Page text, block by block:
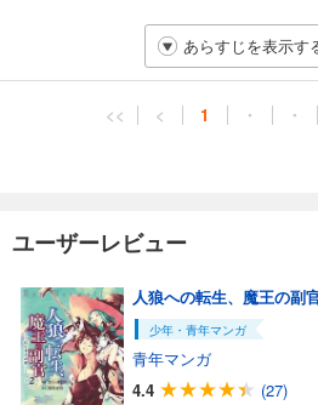
あらすじを表示す
<< < 1 ・ ・
ユーザーレビュー
人狼への転生、魔王の
少年・青年マンガ
青年マンガ
4.4
(27)